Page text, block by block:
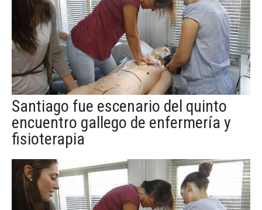
Santiago fue escenario del quinto
encuentro gallego de enfermería y
fisioterapia